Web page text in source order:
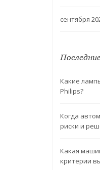
сентября
Какие
Philips?
Когда
риски и
Какая
критерии